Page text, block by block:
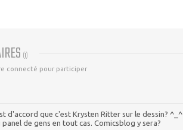
(1)
connecté pour participer
d'accord que c'est Krysten Ritter sur le dessin? ^_^
panel de gens en tout cas. Comicsblog y sera?